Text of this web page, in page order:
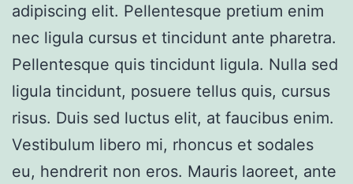
adipiscing elit. Pellentesque pretium enim
nec ligula cursus et tincidunt ante pharetra.
Pellentesque quis tincidunt ligula. Nulla sed
ligula tincidunt, posuere tellus quis, cursus
risus. Duis sed luctus elit, at faucibus enim.
Vestibulum libero mi, rhoncus et sodales
eu, hendrerit non eros. Mauris laoreet, ante